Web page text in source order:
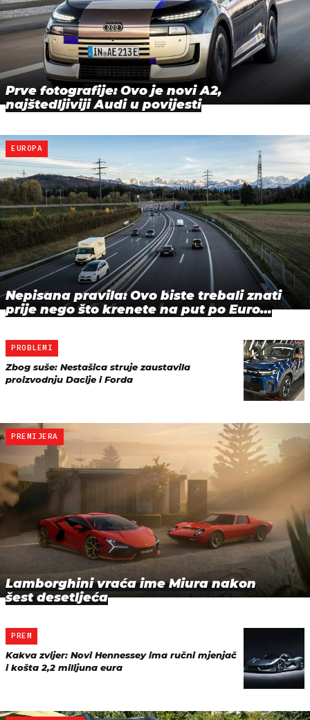
Prve fotografije: Ovo je novi A2,
najštedljiviji Audi u povijesti
EUROPA
Nepisana pravila: Ovo biste trebali znati
prije nego što krenete na put po Euro…
PROBLEMI
Zbog suše: Nestašica struje zaustavila
proizvodnju Dacije i Forda
PREMIJERA
Lamborghini vraća ime Miura nakon
šest desetljeća
PREM
Kakva zvijer: Novi Hennessey ima ručni mjenjač
i košta 2,2 milijuna eura